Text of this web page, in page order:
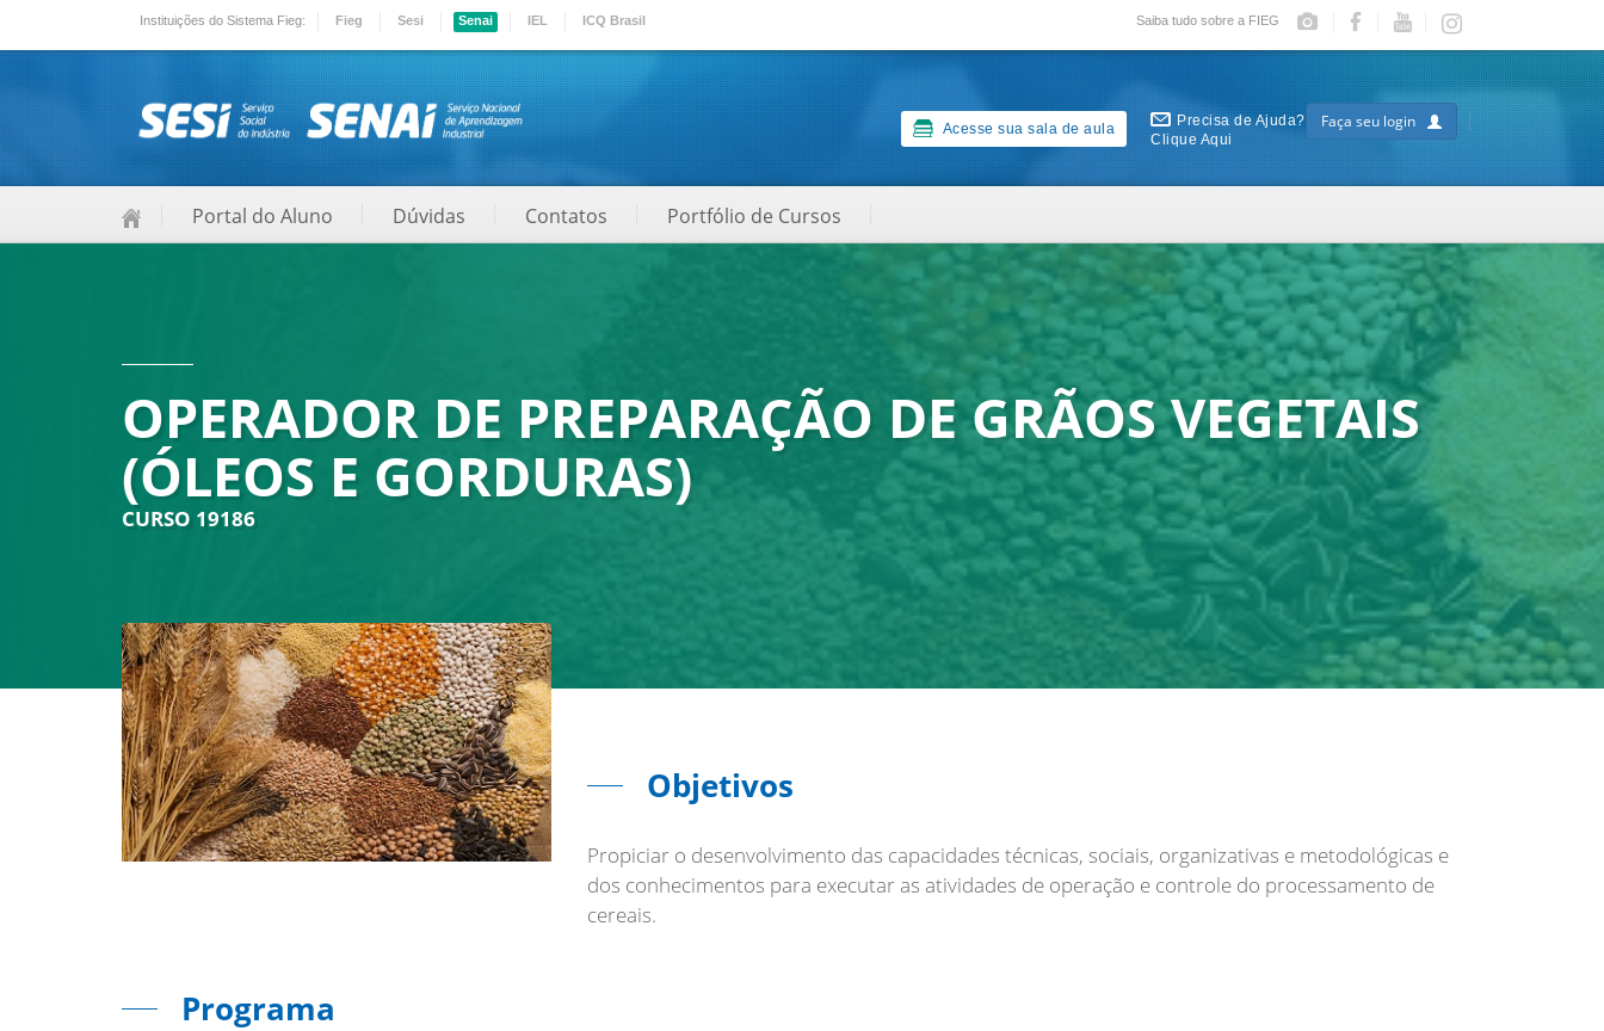
Instituições do Sistema Fieg: Fieg Sesi Senai IEL ICQ Brasil Saiba tudo sobre a FIEG
Acesse sua sala de aula
Precisa de Ajuda?
Clique Aqui
Faça seu login
Portal do Aluno Dúvidas Contatos Portfólio de Cursos
OPERADOR DE PREPARAÇÃO DE GRÃOS VEGETAIS
(ÓLEOS E GORDURAS)
CURSO 19186
Objetivos
Propiciar o desenvolvimento das capacidades técnicas, sociais, organizativas e metodológicas e
dos conhecimentos para executar as atividades de operação e controle do processamento de
cereais.
Programa